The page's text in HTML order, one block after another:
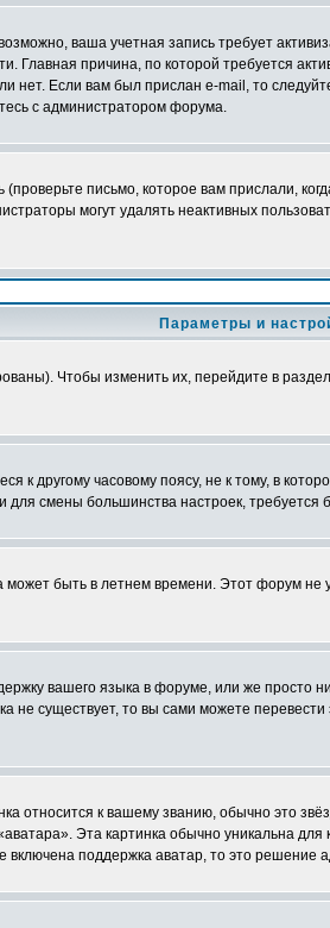
ваша учетная запись требует
Главная причина, по которой требуется
нет. Если вам был прислан e-mail, то
с администратором форума.
письмо, которое вам прислали,
могут удалять неактивных
Параметры и
Чтобы изменить их, перейдите в раздел
другому часовому поясу, не к тому, в
для смены большинства настроек,
быть в летнем времени. Этот форум
вашего языка в форуме, или же
не существует, то вы сами можете
относится к вашему званию, обычно это
Эта картинка обычно уникальна
поддержка аватар, то это решение